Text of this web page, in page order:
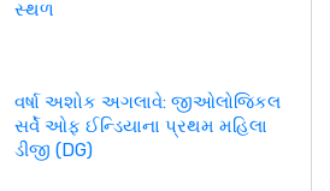
સ્થળ
વર્ષા અશોક અગલાવે: જીઓલોજિકલ
સર્વે ઓફ ઈન્ડિયાના પ્રથમ મહિલા
ડીજી (DG)